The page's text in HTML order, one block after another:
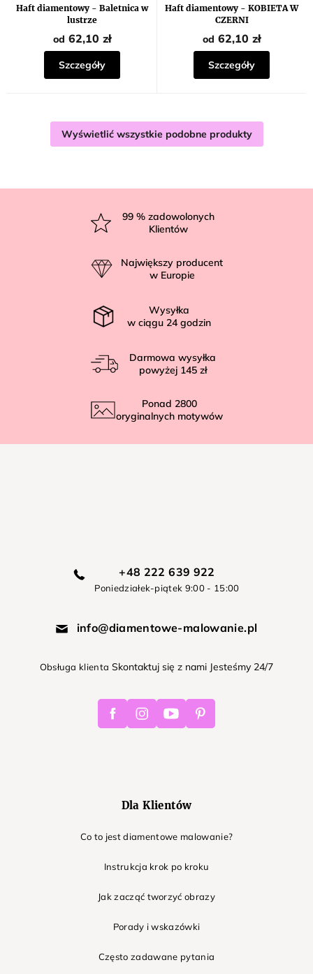
Haft diamentowy - Baletnica w
lustrze
od 62,10 zł
Szczegóły
Haft diamentowy - KOBIETA W
CZERNI
od 62,10 zł
Szczegóły
Wyświetlić wszystkie podobne produkty
99 % zadowolonych
Klientów
Największy producent
w Europie
Wysyłka
w ciągu 24 godzin
Darmowa wysyłka
powyżej 145 zł
Ponad 2800
oryginalnych motywów
+48 222 639 922
Poniedziałek-piątek 9:00 - 15:00
info@diamentowe-malowanie.pl
Obsługa klienta Skontaktuj się z nami Jesteśmy 24/7
FacebookInstagramYoutube Pinterest
Dla Klientów
Co to jest diamentowe malowanie?
Instrukcja krok po kroku
Jak zacząć tworzyć obrazy
Porady i wskazówki
Często zadawane pytania